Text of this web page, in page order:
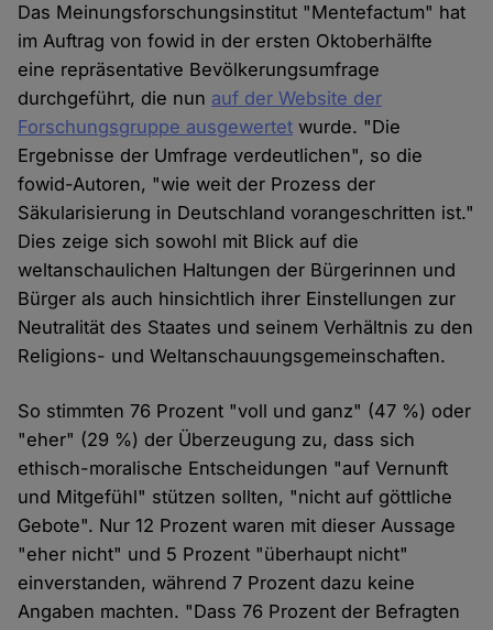
Das Meinungsforschungsinstitut "Mentefactum" hat
im Auftrag von fowid in der ersten Oktoberhälfte
eine repräsentative Bevölkerungsumfrage
durchgeführt, die nun auf der Website der
Forschungsgruppe ausgewertet wurde. "Die
Ergebnisse der Umfrage verdeutlichen", so die
fowid-Autoren, "wie weit der Prozess der
Säkularisierung in Deutschland vorangeschritten ist."
Dies zeige sich sowohl mit Blick auf die
weltanschaulichen Haltungen der Bürgerinnen und
Bürger als auch hinsichtlich ihrer Einstellungen zur
Neutralität des Staates und seinem Verhältnis zu den
Religions- und Weltanschauungsgemeinschaften.
So stimmten 76 Prozent "voll und ganz" (47 %) oder
"eher" (29 %) der Überzeugung zu, dass sich
ethisch-moralische Entscheidungen "auf Vernunft
und Mitgefühl" stützen sollten, "nicht auf göttliche
Gebote". Nur 12 Prozent waren mit dieser Aussage
"eher nicht" und 5 Prozent "überhaupt nicht"
einverstanden, während 7 Prozent dazu keine
Angaben machten. "Dass 76 Prozent der Befragten